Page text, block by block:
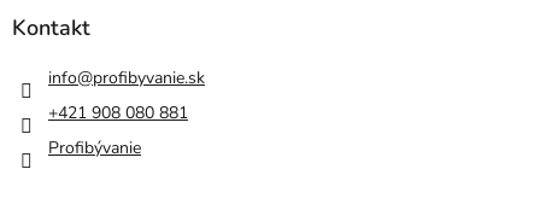
Kontakt
info@profibyvanie.sk
+421 908 080 881
Profibývanie